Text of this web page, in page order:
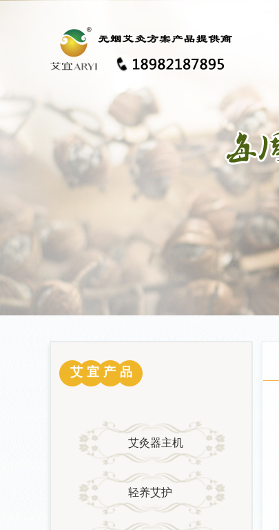
艾宜产品
艾灸器主机
轻养艾护